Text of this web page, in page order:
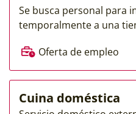
Se busca personal para
temporalmente a una
Oferta de empleo
Cuina doméstica